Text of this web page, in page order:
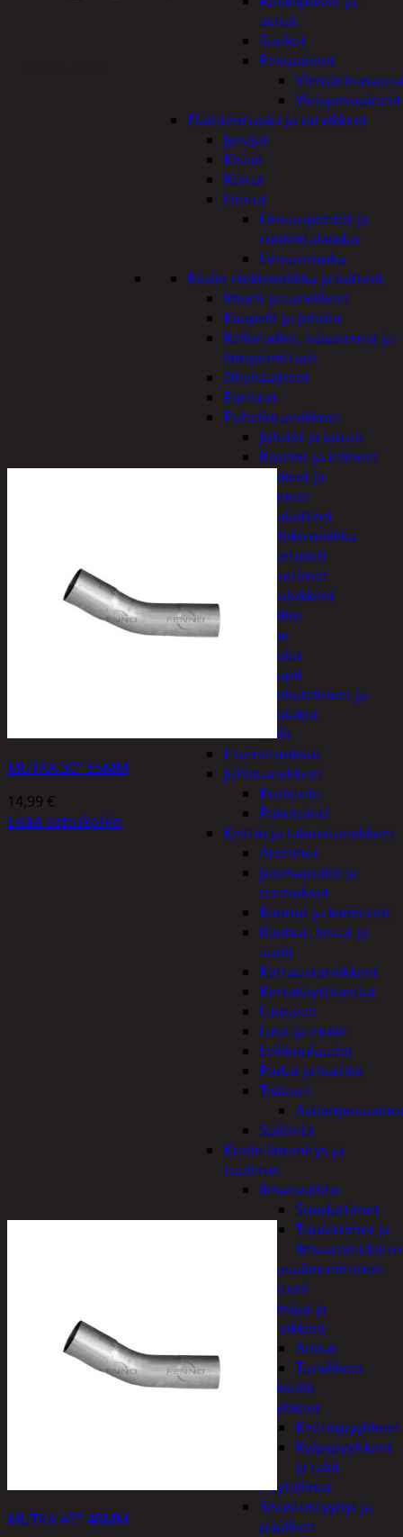
astiat
Sankot
Pesuaineet
Yleispesuaineet
Eläintenruoka ja tarvikkeet
Jyrsijät
Kissat
Koirat
Linnut
Linnunpöntöt ja
ruokintalaudat
Linnunruoka
Kodin elektroniikka ja laitteet
Imurit ja tarvikkeet
Kaapelit ja johdot
Kelloradiot, sääasemat ja
lämpömittarit
Oheislaitteet
Paristot
Puhelintarvikkeet
Johdot ja laturit
Kotelot ja telineet
Tv-tarvikkeet ja
seinätelineet
Varavirtalaitteet
Viihde-elektroniikka
Bluetooth
kaiuttimet
Kuulokkeet
Radiot
Koti ja sisustus
Huonekalut
Kaapit
Kenkätelineet ja
naulakot
Peilit
Huonetuoksut
Juhlatarvikkeet
Koristelu
Paketointi
Keittiö ja taloustarvikkeet
Aterimet
Juomapullot ja
termokset
Kannut ja kanisterit
Kauhat, lastat ja
sudit
Kattaustarvikkeet
Kertakäyttöastiat
Lautaset
Lasit ja mukit
Leikkuulaudat
Padat ja kattilat
Tiskaus
Säilöntä
Kodin lämmitys ja
tuuletus
Ilmanvaihto
Suodattimet
Tuulettimet ja
Kaasulämmittimet
Patterit
Tulisijat ja
tarvikkeet
Arinat
Tarvikkeet
Kodintekstiilit
Pyyhkeet
Keittiöpyyhkeet
Kylpypyyhkeet
ja takit
Pöytäliinat
Sisustustyynyt ja
päälliset
MUTKA 30° 55MM
14,99 €
Lisää ostoskoriin
MUTKA 45° 48MM